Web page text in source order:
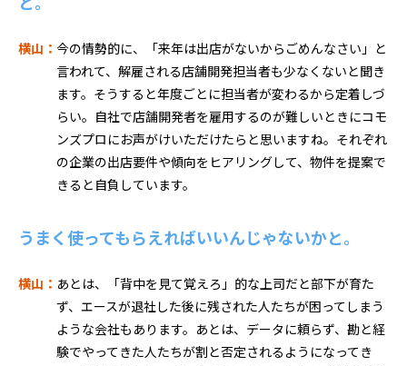
横山： 今の情勢的に、「来年は出店がないからごめんなさい」と
言われて、解雇される店舗開発担当者も少なくないと聞き
ます。そうすると年度ごとに担当者が変わるから定着しづ
らい。自社で店舗開発者を雇用するのが難しいときにコモ
ンズプロにお声がけいただけたらと思いますね。それぞれ
の企業の出店要件や傾向をヒアリングして、物件を提案で
きると自負しています。
うまく使ってもらえればいいんじゃないかと。
横山： あとは、「背中を見て覚えろ」的な上司だと部下が育た
ず、エースが退社した後に残された人たちが困ってしまう
ような会社もあります。あとは、データに頼らず、勘と経
験でやってきた人たちが割と否定されるようになってき